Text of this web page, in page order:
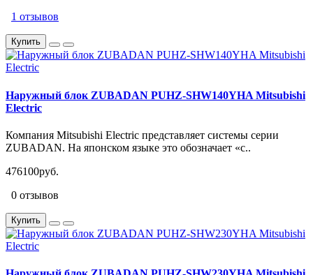
1 отзывов
Купить
Наружный блок ZUBADAN PUHZ-SHW140YHA Mitsubishi
Electric
Компания Mitsubishi Electric представляет системы серии
ZUBADAN. На японском языке это обозначает «с..
476100руб.
0 отзывов
Купить